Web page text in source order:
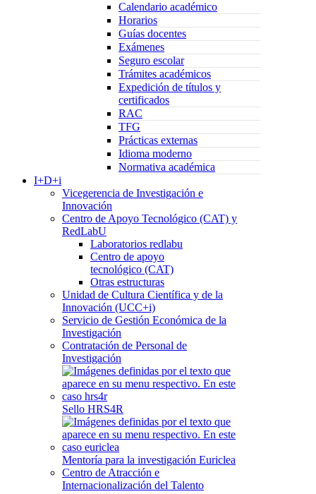
Calendario académico
Horarios
Guías docentes
Exámenes
Seguro escolar
Trámites académicos
Expedición de títulos y
certificados
RAC
TFG
Prácticas externas
Idioma moderno
Normativa académica
I+D+i
Vicegerencia de Investigación e
Innovación
Centro de Apoyo Tecnológico (CAT) y
RedLabU
Laboratorios redlabu
Centro de apoyo
tecnológico (CAT)
Otras estructuras
Unidad de Cultura Científica y de la
Innovación (UCC+i)
Servicio de Gestión Económica de la
Investigación
Contratación de Personal de
Investigación
Sello HRS4R
Mentoría para la investigación Euriclea
Centro de Atracción e
Internacionalización del Talento